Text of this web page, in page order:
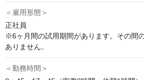
＜雇用形態＞
正社員
※6ヶ月間の試用期間があります。その間
ありません。
＜勤務時間＞